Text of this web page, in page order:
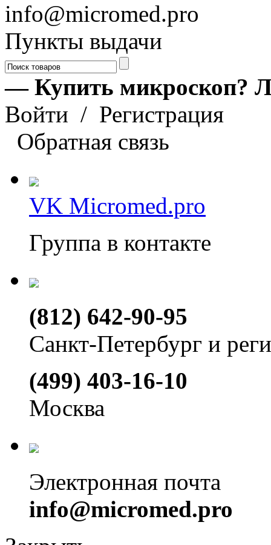
info@micromed.pro
Пункты выдачи
— Купить микроскоп?
Войти / Регистрация
Обратная связь
VK Micromed.pro
Группа в контакте
(812) 642-90-95
Санкт-Петербург и
(499) 403-16-10
Москва
Электронная почта
info@micromed.pro